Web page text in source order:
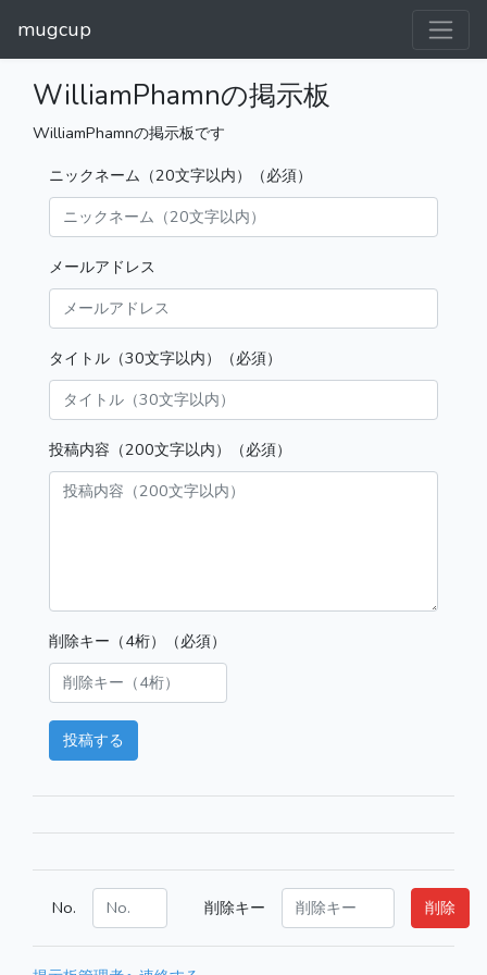
mugcup
WilliamPhamnの掲示板
WilliamPhamnの掲示板です
ニックネーム（20文字以内）（必須）
メールアドレス
タイトル（30文字以内）（必須）
投稿内容（200文字以内）（必須）
削除キー（4桁）（必須）
投稿する
No. 削除キー 削除